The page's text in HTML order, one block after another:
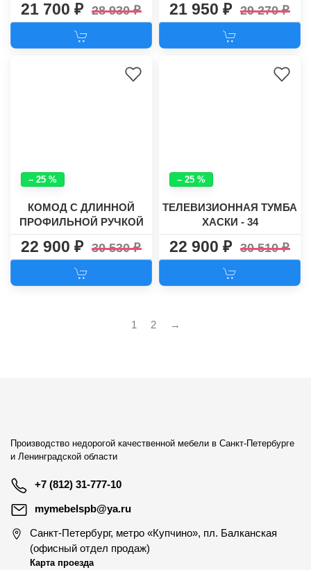
21 700 28 930 21 950 29 270
– 25 %
КОМОД С ДЛИННОЙ
ПРОФИЛЬНОЙ РУЧКОЙ
РУНО-1
22 900 30 530
– 25 %
ТЕЛЕВИЗИОННАЯ ТУМБА
ХАСКИ - 34
22 900 30 510
1 2 →
Производство недорогой качественной мебели в Санкт-Петербурге
и Ленинградской области
+7 (812) 31-777-10
mymebelspb@ya.ru
Санкт-Петербург, метро «Купчино», пл. Балканская
(офисный отдел продаж)
Карта проезда